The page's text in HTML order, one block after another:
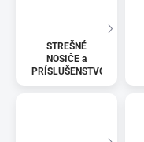
STREŠNÉ
NOSIČE a
PRÍSLUŠENSTVO